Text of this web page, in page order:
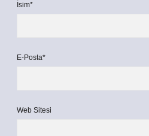
İsim*
E-Posta*
Web Sitesi